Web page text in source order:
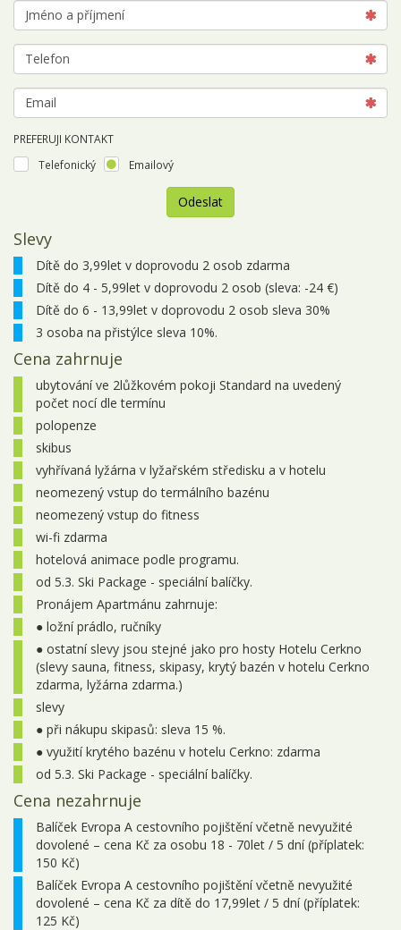
PREFERUJI KONTAKT
Telefonický
Emailový
Odeslat
Slevy
Dítě do 3,99let v doprovodu 2 osob zdarma
Dítě do 4 - 5,99let v doprovodu 2 osob (sleva: -24 €)
Dítě do 6 - 13,99let v doprovodu 2 osob sleva 30%
3 osoba na přistýlce sleva 10%.
Cena zahrnuje
ubytování ve 2lůžkovém pokoji Standard na uvedený
počet nocí dle termínu
polopenze
skibus
vyhřívaná lyžárna v lyžařském středisku a v hotelu
neomezený vstup do termálního bazénu
neomezený vstup do fitness
wi-fi zdarma
hotelová animace podle programu.
od 5.3. Ski Package - speciální balíčky.
Pronájem Apartmánu zahrnuje:
● ložní prádlo, ručníky
● ostatní slevy jsou stejné jako pro hosty Hotelu Cerkno
(slevy sauna, fitness, skipasy, krytý bazén v hotelu Cerkno
zdarma, lyžárna zdarma.)
slevy
● při nákupu skipasů: sleva 15 %.
● využití krytého bazénu v hotelu Cerkno: zdarma
od 5.3. Ski Package - speciální balíčky.
Cena nezahrnuje
Balíček Evropa A cestovního pojištění včetně nevyužité
dovolené – cena Kč za osobu 18 - 70let / 5 dní (příplatek:
150 Kč)
Balíček Evropa A cestovního pojištění včetně nevyužité
dovolené – cena Kč za dítě do 17,99let / 5 dní (příplatek:
125 Kč)